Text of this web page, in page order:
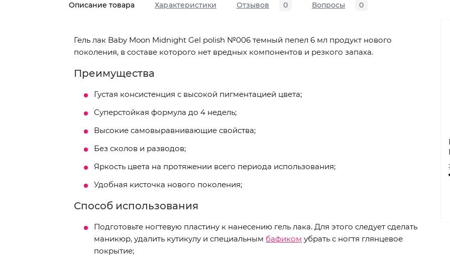
Описание товара Характеристики Отзывов 0 Вопросы 0
Гель лак Baby Moon Midnight Gel polish №006 темный пепел 6 мл продукт нового
поколения, в составе которого нет вредных компонентов и резкого запаха.
Преимущества
Густая консистенция с высокой пигментацией цвета;
Суперстойкая формула до 4 недель;
Высокие самовыравнивающие свойства;
Без сколов и разводов;
Яркость цвета на протяжении всего периода использования;
Удобная кисточка нового поколения;
Способ использования
Подготовьте ногтевую пластину к нанесению гель лака. Для этого следует сделать
маникюр, удалить кутикулу и специальным бафиком убрать с ногтя глянцевое
покрытие;